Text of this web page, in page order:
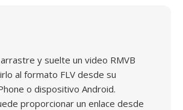
y suelte un video RMVB
al formato FLV desde su
o dispositivo Android.
proporcionar un enlace desde